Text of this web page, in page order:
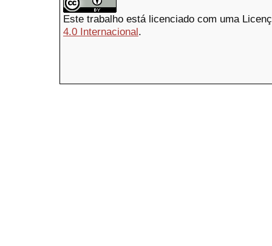
Este trabalho está licenciado com uma
4.0 Internacional.